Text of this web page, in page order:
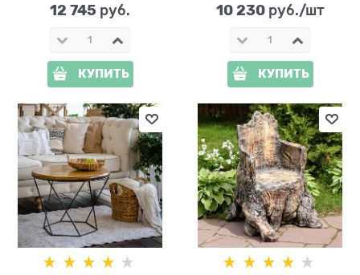
12 745 руб.
КУПИТЬ
10 230 руб./шт
КУПИТЬ